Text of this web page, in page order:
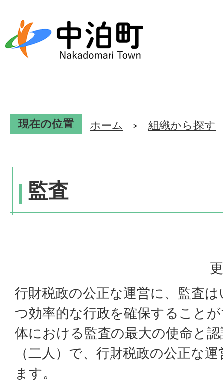
現在の位置 ホーム 組織から探す
監査
行財税政の公正な運営に、監査
つ効率的な行政を確保すること
体における監査の最大の使命と
（二人）で、行財税政の公正な
ます。